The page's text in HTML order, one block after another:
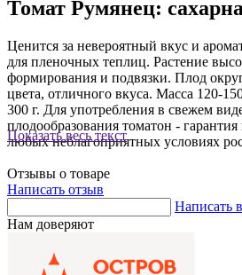
Показать весь текст
Томат Румянец:
Ценится за невероятный вкус и
для пленочных теплиц. Растение
формирования и подвязки. Плод
цвета, отличного вкуса. Масса 120-
300 г. Для употребления в свежем
плодообразования томатон -
любых неблагоприятных условиях
Отзывы о товаре
Написать отзыв
Написать
Нам доверяют